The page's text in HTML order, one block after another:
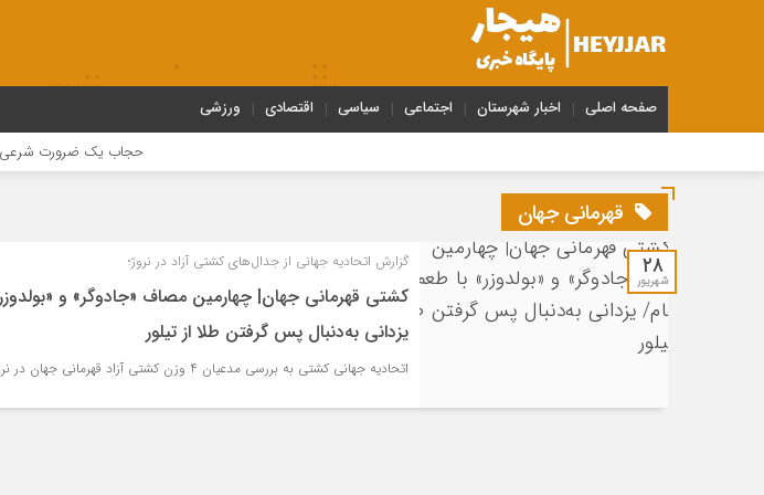
صفحه اصلی اخبار شهرستان اجتماعی سیاسی اقتصادی ورزشی
حجاب یک ضرورت شرعی
قهرمانی جهان
۲۸
شهریور
گزارش اتحادیه جهانی از جدال‌های کشتی آزاد در نروژ؛
کشتی قهرمانی جهان| چهارمین مصاف «جادوگر» و
یزدانی به‌دنبال پس گرفتن طلا از تیلور
اتحادیه جهانی کشتی به بررسی مدعیان ۴ وزن کشتی آزاد قهرمانی جهان در نروژ پرداخت.